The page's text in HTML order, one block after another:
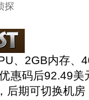
探
、2GB内存、
惠码后92.49美
后期可切换机